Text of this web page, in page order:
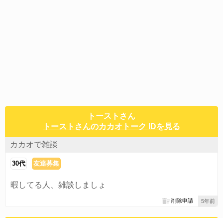
トーストさん
トーストさんのカカオトーク IDを見る
カカオで雑談
30代 友達募集
暇してる人、雑談しましょ
5年前
削除申請